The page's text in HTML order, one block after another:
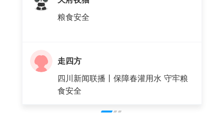
粮食安全
走四方
四川新闻联播丨保障春灌用水 守牢粮
食安全